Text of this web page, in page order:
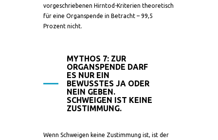
vorgeschriebenen Hirntod-Kriterien theoretisch
für eine Organspende in Betracht – 99,5
Prozent nicht.
MYTHOS 7: ZUR
ORGANSPENDE DARF
ES NUR EIN
BEWUSSTES JA ODER
NEIN GEBEN.
SCHWEIGEN IST KEINE
ZUSTIMMUNG.
Wenn Schweigen keine Zustimmung ist, ist der